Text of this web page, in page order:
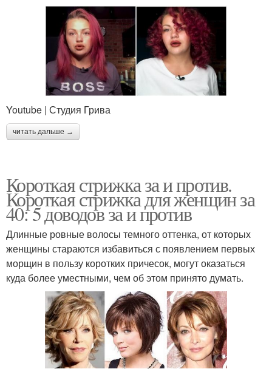
Youtube | Студия Грива
читать дальше →
Короткая стрижка за и против.
Короткая стрижка для женщин за
40: 5 доводов за и против
Длинные ровные волосы темного оттенка, от которых
женщины стараются избавиться с появлением первых
морщин в пользу коротких причесок, могут оказаться
куда более уместными, чем об этом принято думать.